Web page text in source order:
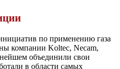
по применению газа
компании Koltec, Necam,
объединили свои
в области самых